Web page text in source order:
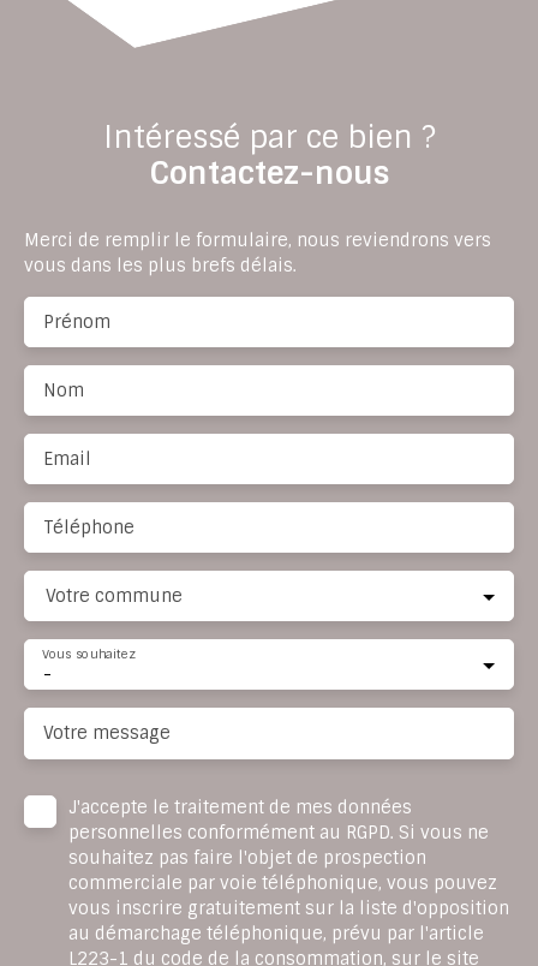
Intéressé par ce bien ?
Contactez-nous
Merci de remplir le formulaire, nous reviendrons vers
vous dans les plus brefs délais.
Prénom
Nom
Email
Téléphone
Votre commune
-
Vous souhaitez
Votre message
J'accepte le traitement de mes données
personnelles conformément au RGPD. Si vous ne
souhaitez pas faire l'objet de prospection
commerciale par voie téléphonique, vous pouvez
vous inscrire gratuitement sur la liste d'opposition
au démarchage téléphonique, prévu par l'article
L223-1 du code de la consommation, sur le site